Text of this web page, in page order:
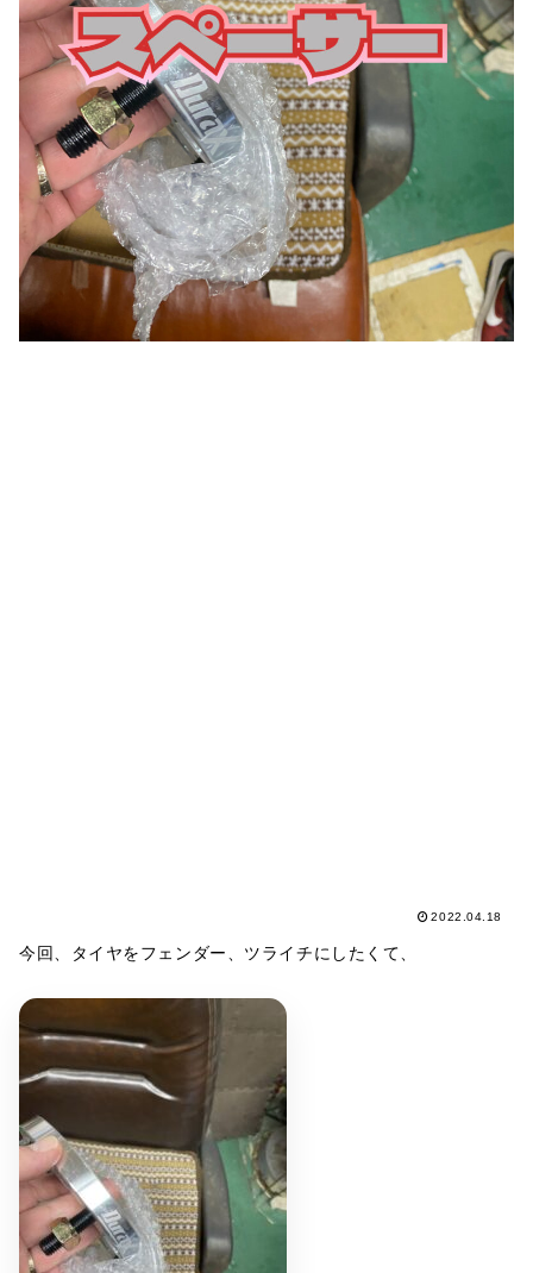
2022.04.18
今回、タイヤをフェンダー、ツライチにしたくて、